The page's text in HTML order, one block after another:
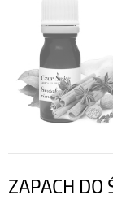
ZAPACH